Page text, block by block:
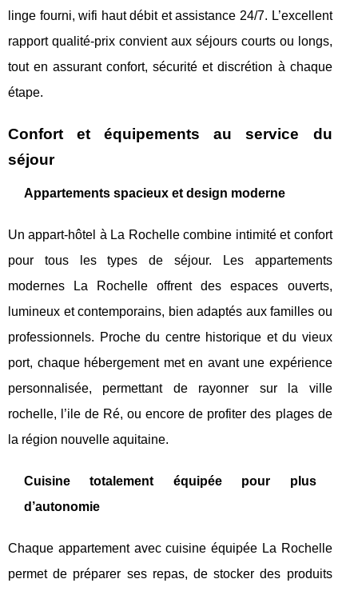
linge fourni, wifi haut débit et assistance 24/7. L’excellent
rapport qualité-prix convient aux séjours courts ou longs,
tout en assurant confort, sécurité et discrétion à chaque
étape.
Confort et équipements au service du
séjour
Appartements spacieux et design moderne
Un appart-hôtel à La Rochelle combine intimité et confort
pour tous les types de séjour. Les appartements
modernes La Rochelle offrent des espaces ouverts,
lumineux et contemporains, bien adaptés aux familles ou
professionnels. Proche du centre historique et du vieux
port, chaque hébergement met en avant une expérience
personnalisée, permettant de rayonner sur la ville
rochelle, l’ile de Ré, ou encore de profiter des plages de
la région nouvelle aquitaine.
Cuisine totalement équipée pour plus
d’autonomie
Chaque appartement avec cuisine équipée La Rochelle
permet de préparer ses repas, de stocker des produits